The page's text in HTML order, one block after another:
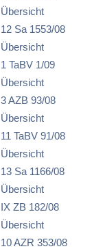
Übersicht
12 Sa 1553/08
Übersicht
1 TaBV 1/09
Übersicht
3 AZB 93/08
Übersicht
11 TaBV 91/08
Übersicht
13 Sa 1166/08
Übersicht
IX ZB 182/08
Übersicht
10 AZR 353/08